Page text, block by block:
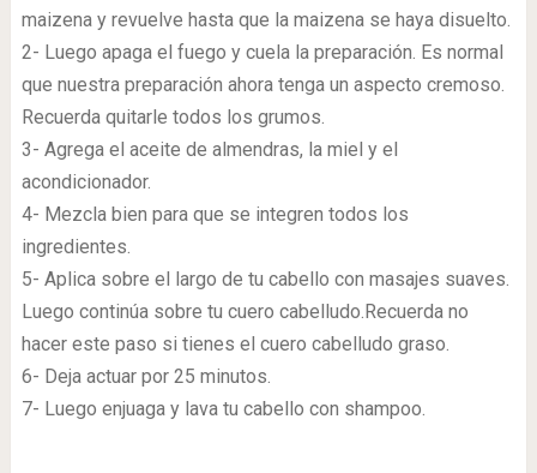
maizena y revuelve hasta que la maizena se haya disuelto.
2- Luego apaga el fuego y cuela la preparación. Es normal
que nuestra preparación ahora tenga un aspecto cremoso.
Recuerda quitarle todos los grumos.
3- Agrega el aceite de almendras, la miel y el
acondicionador.
4- Mezcla bien para que se integren todos los
ingredientes.
5- Aplica sobre el largo de tu cabello con masajes suaves.
Luego continúa sobre tu cuero cabelludo.Recuerda no
hacer este paso si tienes el cuero cabelludo graso.
6- Deja actuar por 25 minutos.
7- Luego enjuaga y lava tu cabello con shampoo.